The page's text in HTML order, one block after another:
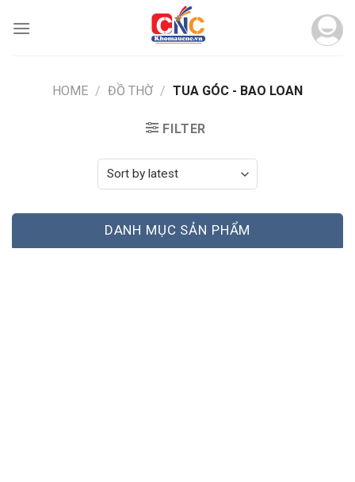
HOME / ĐỒ THỜ / TUA GÓC - BAO LOAN
FILTER
DANH MỤC SẢN PHẨM